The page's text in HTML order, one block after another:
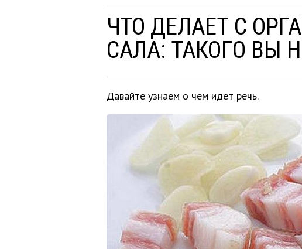
ЧТО ДЕЛАЕТ С
САЛА: ТАКОГО ВЫ
Давайте узнаем о чем идет речь.